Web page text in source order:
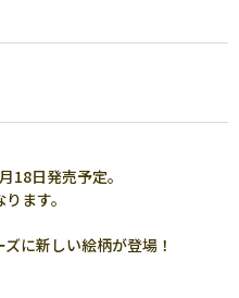
18日発売予定。
ます。
に新しい絵柄が登場！